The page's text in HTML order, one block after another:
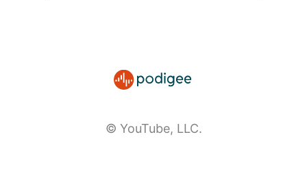
© YouTube, LLC.